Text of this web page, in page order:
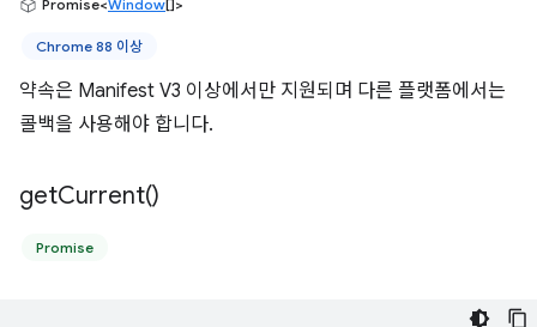
Promise<Window[]>
Chrome 88 이상
약속은 Manifest V3 이상에서만 지원되며 다른 플랫폼에서는
콜백을 사용해야 합니다.
getCurrent()
Promise